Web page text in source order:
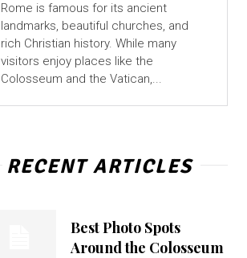
Rome is famous for its ancient
landmarks, beautiful churches, and
rich Christian history. While many
visitors enjoy places like the
Colosseum and the Vatican,...
RECENT ARTICLES
Best Photo Spots
Around the Colosseum